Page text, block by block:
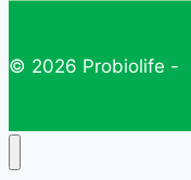
© 2026 Probiolife -